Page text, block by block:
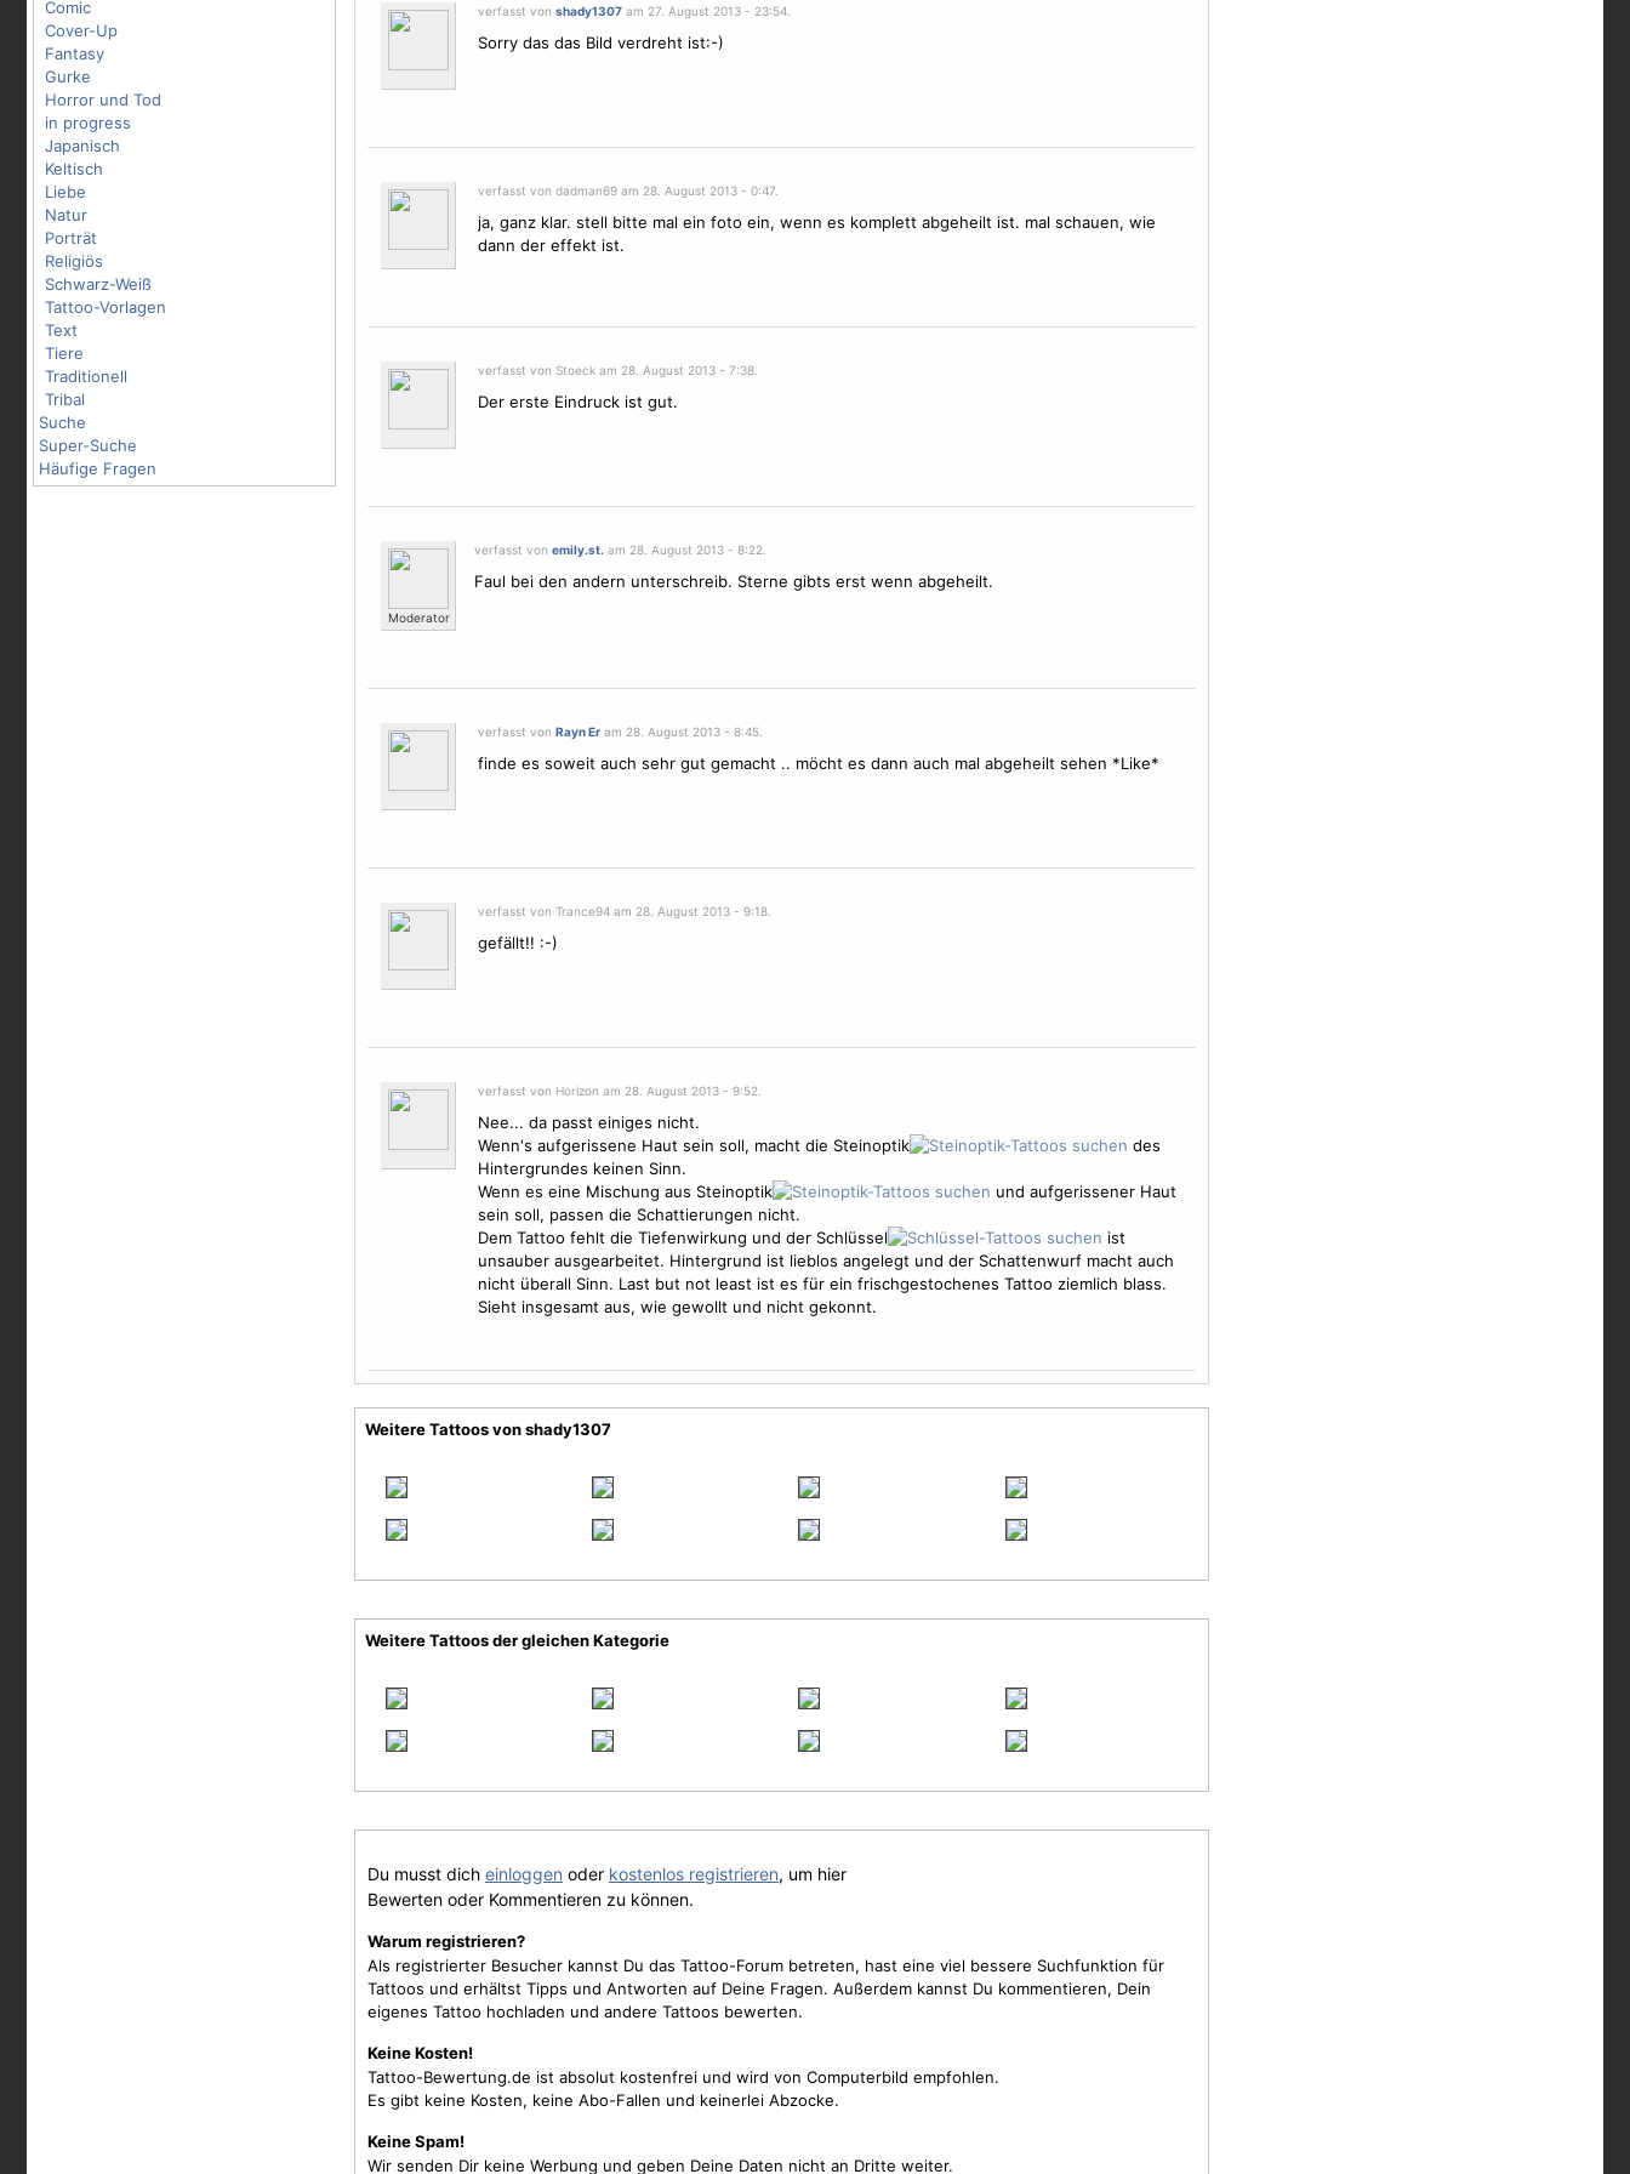
Comic
Cover-Up
Fantasy
Gurke
Horror und Tod
in progress
Japanisch
Keltisch
Liebe
Natur
Porträt
Religiös
Schwarz-Weiß
Tattoo-Vorlagen
Text
Tiere
Traditionell
Tribal
Suche
Super-Suche
Häufige Fragen
verfasst von shady1307am 27. August 2013 - 23:54.
Sorry das das Bild verdreht ist:-)
verfasst von dadman69 am 28. August 2013 - 0:47.
ja, ganz klar. stell bitte mal ein foto ein, wenn es komplett abgeheilt ist. mal schauen, wie
dann der effekt ist.
verfasst von Stoeck am 28. August 2013 - 7:38.
Der erste Eindruck ist gut.
Moderator
verfasst von emily.st. am 28. August 2013 - 8:22.
Faul bei den andern unterschreib. Sterne gibts erst wenn abgeheilt.
verfasst von Rayn Eram 28. August 2013 - 8:45.
finde es soweit auch sehr gut gemacht .. möcht es dann auch mal abgeheilt sehen *Like*
verfasst von Trance94 am 28. August 2013 - 9:18.
gefällt!! :-)
verfasst von Horizon am 28. August 2013 - 9:52.
Nee... da passt einiges nicht.
Wenn's aufgerissene Haut sein soll, macht die Steinoptik
des
Hintergrundes keinen Sinn.
Wenn es eine Mischung aus Steinoptik
und aufgerissener Haut
sein soll, passen die Schattierungen nicht.
Dem Tattoo fehlt die Tiefenwirkung und der Schlüssel
ist
unsauber ausgearbeitet. Hintergrund ist lieblos angelegt und der Schattenwurf macht auch
nicht überall Sinn. Last but not least ist es für ein frischgestochenes Tattoo ziemlich blass.
Sieht insgesamt aus, wie gewollt und nicht gekonnt.
Weitere Tattoos von shady1307
Weitere Tattoos der gleichen Kategorie
Du musst dich einloggen oder kostenlos registrieren, um hier
Bewerten oder Kommentieren zu können.
Warum registrieren?
Als registrierter Besucher kannst Du das Tattoo-Forum betreten, hast eine viel bessere Suchfunktion für
Tattoos und erhältst Tipps und Antworten auf Deine Fragen. Außerdem kannst Du kommentieren, Dein
eigenes Tattoo hochladen und andere Tattoos bewerten.
Keine Kosten!
Tattoo-Bewertung.de ist absolut kostenfrei und wird von Computerbild empfohlen.
Es gibt keine Kosten, keine Abo-Fallen und keinerlei Abzocke.
Keine Spam!
Wir senden Dir keine Werbung und geben Deine Daten nicht an Dritte weiter.